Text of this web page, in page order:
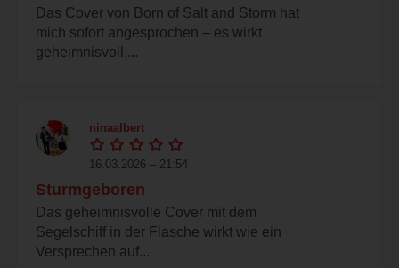
Das Cover von Born of Salt and Storm hat
mich sofort angesprochen – es wirkt
geheimnisvoll,...
ninaalbert
16.03.2026 – 21:54
Sturmgeboren
Das geheimnisvolle Cover mit dem
Segelschiff in der Flasche wirkt wie ein
Versprechen auf...